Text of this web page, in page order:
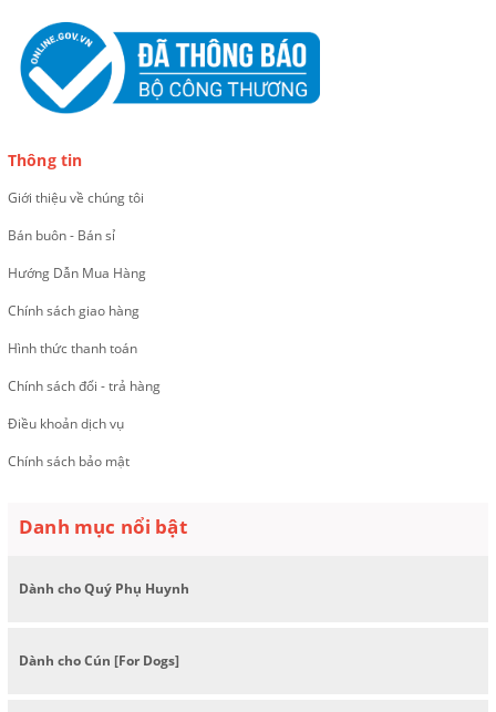
Thông tin
Giới thiệu về chúng tôi
Bán buôn - Bán sỉ
Hướng Dẫn Mua Hàng
Chính sách giao hàng
Hình thức thanh toán
Chính sách đổi - trả hàng
Điều khoản dịch vụ
Chính sách bảo mật
Danh mục nổi bật
Dành cho Quý Phụ Huynh
Dành cho Cún [For Dogs]